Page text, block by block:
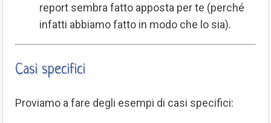
report sembra fatto apposta per te (perché
infatti abbiamo fatto in modo che lo sia).
Casi specifici
Proviamo a fare degli esempi di casi specifici: